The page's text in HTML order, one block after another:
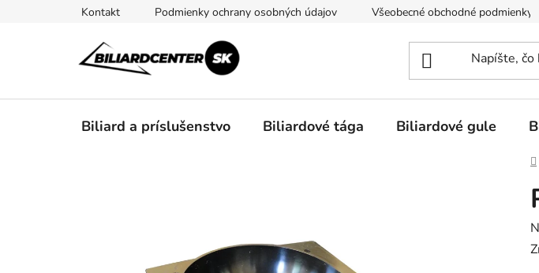
Kontakt Podmienky ochrany osobných údajov Všeobecné obchodné podmienky
Biliard a príslušenstvo Biliardové tága Biliardové gule